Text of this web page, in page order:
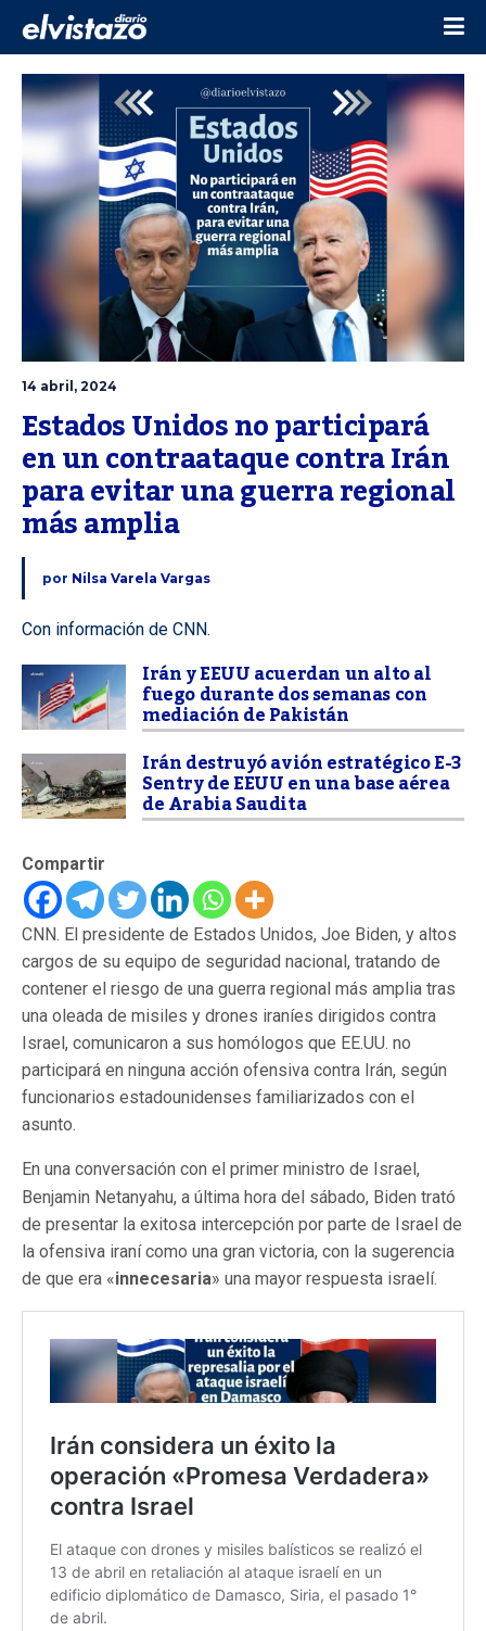
14 abril, 2024
Estados Unidos no participará
en un contraataque contra Irán
para evitar una guerra regional
más amplia
por Nilsa Varela Vargas
Con información de CNN.
Irán y EEUU acuerdan un alto al
fuego durante dos semanas con
mediación de Pakistán
Irán destruyó avión estratégico E-3
Sentry de EEUU en una base aérea
de Arabia Saudita
Compartir
CNN. El presidente de Estados Unidos, Joe Biden, y altos
cargos de su equipo de seguridad nacional, tratando de
contener el riesgo de una guerra regional más amplia tras
una oleada de misiles y drones iraníes dirigidos contra
Israel, comunicaron a sus homólogos que EE.UU. no
participará en ninguna acción ofensiva contra Irán, según
funcionarios estadounidenses familiarizados con el
asunto.
En una conversación con el primer ministro de Israel,
Benjamin Netanyahu, a última hora del sábado, Biden trató
de presentar la exitosa intercepción por parte de Israel de
la ofensiva iraní como una gran victoria, con la sugerencia
de que era «innecesaria» una mayor respuesta israelí.